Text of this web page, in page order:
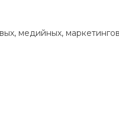
медийных,